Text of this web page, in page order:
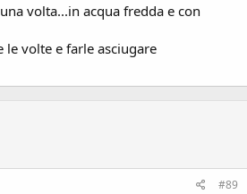
volta...in acqua fredda e con
volte e farle asciugare
#89